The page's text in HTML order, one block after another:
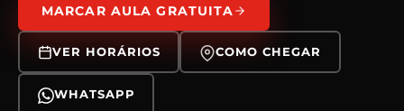
MARCAR AULA GRATUITA
VER HORÁRIOS COMO CHEGAR
WHATSAPP